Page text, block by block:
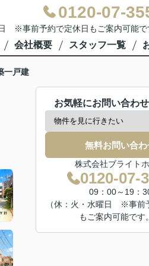
0120-07-
※事前予約で定休日もご案内可能で
会社概要 スタッフ一覧
一戸建
お気軽にお問い合わ
無料お問い合わ
株式会社ブライト
0120-07-
09：00～19：
（休：火・水曜日 ※事前
もご案内可能です